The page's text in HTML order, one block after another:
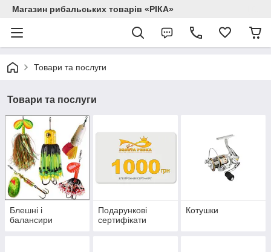
Магазин рибальських товарів «РІКА»
Товари та послуги
Товари та послуги
Блешні і
балансири
Подарункові
сертифікати
Котушки